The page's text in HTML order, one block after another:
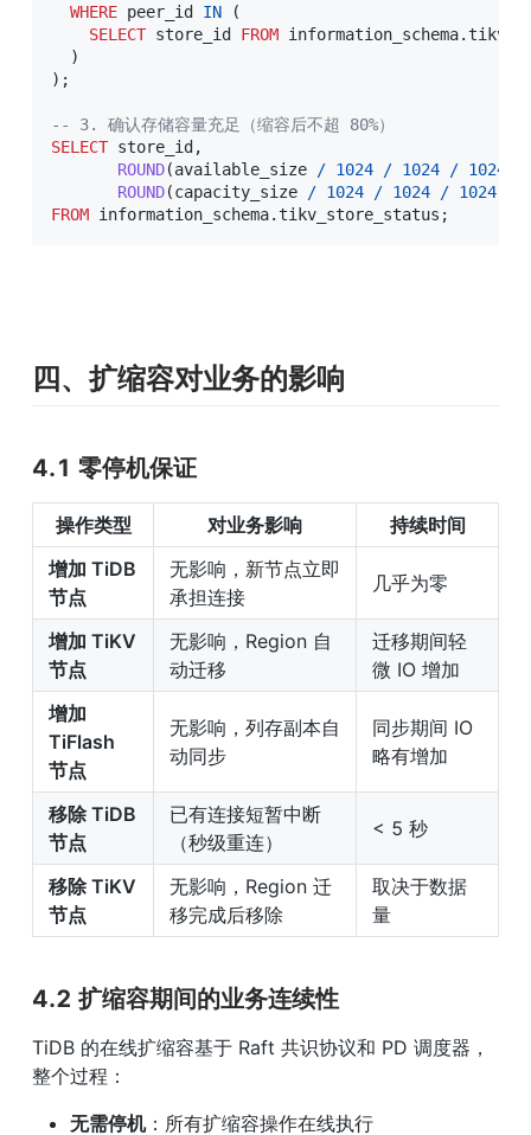
WHERE peer_id IN
(
SELECT store_id FROM information_schema.
)
) ;
-- 3. 确认存储容量充足（缩容后不超 80%）
SELECT store_id ,
ROUND(available_size / 1024 / 1024 / 1024
ROUND(capacity_size / 1024 / 1024 / 1024
FROM information_schema.tikv_store_status ;
四、扩缩容对业务的影响
4.1 零停机保证
操作类型 对业务影响
持续时间
增加 TiDB
节点
无影响，新节点立即
承担连接
几乎为零
增加 TiKV
节点
无影响，Region 自
动迁移
迁移期间轻
微 IO 增加
增加
TiFlash
节点
无影响，列存副本自
动同步
同步期间 IO
略有增加
移除 TiDB
节点
已有连接短暂中断
（秒级重连）
< 5 秒
移除 TiKV
节点
无影响，Region 迁
移完成后移除
取决于数据
量
4.2 扩缩容期间的业务连续性
TiDB 的在线扩缩容基于 Raft 共识协议和 PD 调度器，
整个过程：
无需停机：所有扩缩容操作在线执行